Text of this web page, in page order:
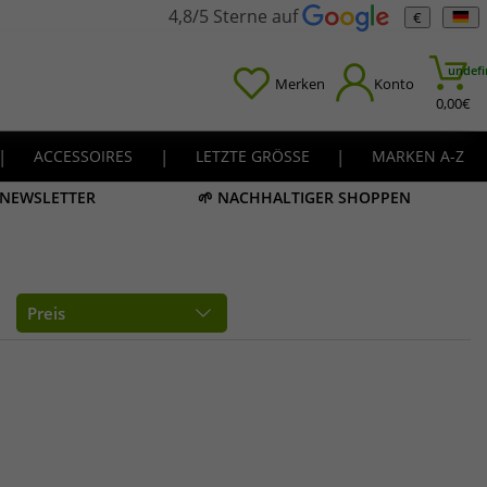
4,8/5 Sterne auf €
Merken Konto
0,00€
| ACCESSOIRES | LETZTE GRÖSSE |
MARKEN A-Z
🌱 NACHHALTIGER SHOPPEN
Preis